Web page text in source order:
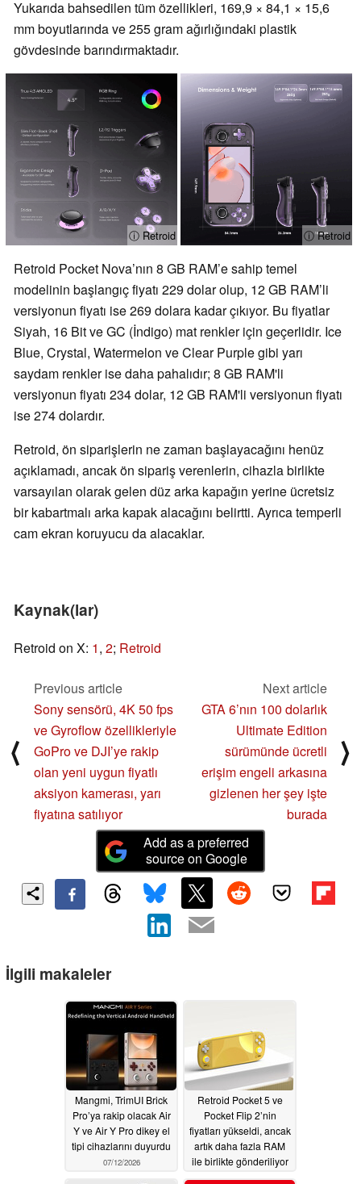
Yukarıda bahsedilen tüm özellikleri, 169,9 × 84,1 × 15,6
mm boyutlarında ve 255 gram ağırlığındaki plastik
gövdesinde barındırmaktadır.
ⓘ Retroid ⓘ Retroid
Retroid Pocket Nova’nın 8 GB RAM’e sahip temel
modelinin başlangıç fiyatı 229 dolar olup, 12 GB RAM’li
versiyonun fiyatı ise 269 dolara kadar çıkıyor. Bu fiyatlar
Siyah, 16 Bit ve GC (İndigo) mat renkler için geçerlidir. Ice
Blue, Crystal, Watermelon ve Clear Purple gibi yarı
saydam renkler ise daha pahalıdır; 8 GB RAM'li
versiyonun fiyatı 234 dolar, 12 GB RAM'li versiyonun fiyatı
ise 274 dolardır.
Retroid, ön siparişlerin ne zaman başlayacağını henüz
açıklamadı, ancak ön sipariş verenlerin, cihazla birlikte
varsayılan olarak gelen düz arka kapağın yerine ücretsiz
bir kabartmalı arka kapak alacağını belirtti. Ayrıca temperli
cam ekran koruyucu da alacaklar.
Kaynak(lar)
Retroid on X: 1, 2; Retroid
⟨
Previous article
Sony sensörü, 4K 50 fps
ve Gyroflow özellikleriyle
GoPro ve DJI’ye rakip
olan yeni uygun fiyatlı
aksiyon kamerası, yarı
fiyatına satılıyor
Next article
GTA 6’nın 100 dolarlık
Ultimate Edition
sürümünde ücretli
erişim engeli arkasına
gizlenen her şey işte
burada
⟩
Add as a preferred
source on Google
İlgili makaleler
Mangmi, TrimUI Brick
Pro’ya rakip olacak Air
Y ve Air Y Pro dikey el
tipi cihazlarını duyurdu
07/12/2026
Retroid Pocket 5 ve
Pocket Flip 2’nin
fiyatları yükseldi, ancak
artık daha fazla RAM
ile birlikte gönderiliyor
07/09/2026